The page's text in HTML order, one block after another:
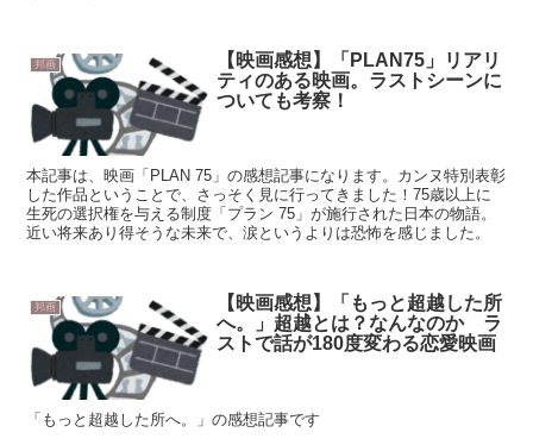
邦画
【映画感想】「PLAN75」リアリ
ティのある映画。ラストシーンに
ついても考察！
本記事は、映画「PLAN 75」の感想記事になります。カンヌ特別表彰
した作品ということで、さっそく見に行ってきました！75歳以上に
生死の選択権を与える制度「プラン 75」が施行された日本の物語。
近い将来あり得そうな未来で、涙というよりは恐怖を感じました。
邦画
【映画感想】「もっと超越した所
へ。」超越とは？なんなのか ラ
ストで話が180度変わる恋愛映画
「もっと超越した所へ。」の感想記事です